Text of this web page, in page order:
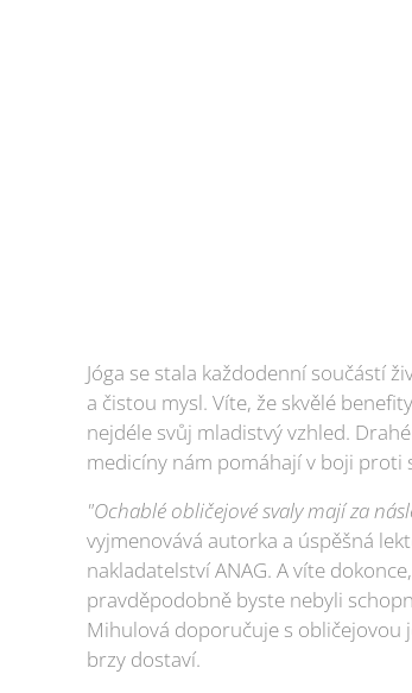
Jóga se stala každodenní součástí
a čistou mysl. Víte, že skvělé
nejdéle svůj mladistvý vzhled.
medicíny nám pomáhají v boji
"Ochablé obličejové svaly mají za
vyjmenovává autorka a úspěšná
nakladatelství ANAG. A víte
pravděpodobně byste nebyli
Mihulová doporučuje s obličejovou
brzy dostaví.